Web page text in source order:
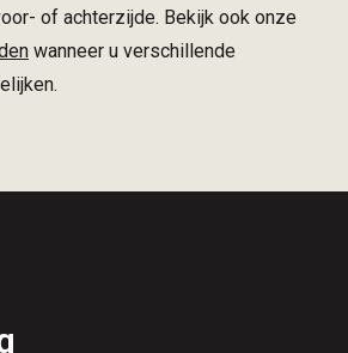
of achterzijde. Bekijk ook onze
wanneer u verschillende